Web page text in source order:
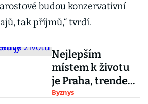
budou konzervativní
tak příjmů,“ tvrdí.
Nejlepším
místem k životu
je Praha, trendem
je pohoda jižní
Byznys